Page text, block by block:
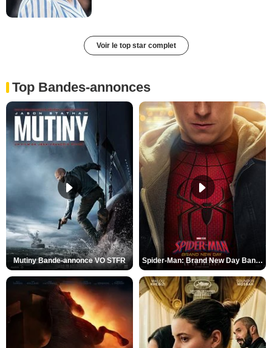
Voir le top star complet
Top Bandes-annonces
Mutiny Bande-annonce VO STFR Spider-Man: Brand New Day Bande-annonce VO STFR